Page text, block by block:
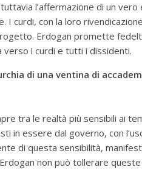
l’affermazione di un
I curdi, con la loro
Erdogan promette
verso i curdi e tutti i dissidenti.
di una ventina di
tra le realtà più sensibili ai
in essere dal governo, con
di questa sensibilità,
non può tollerare